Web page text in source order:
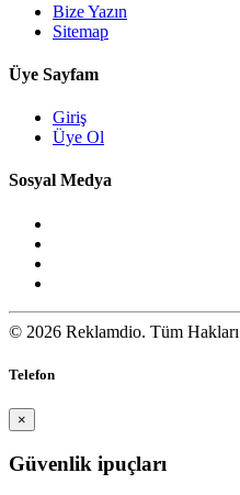
Bize Yazın
Sitemap
Üye Sayfam
Giriş
Üye Ol
Sosyal Medya
© 2026 Reklamdio. Tüm Hakları
Telefon
×
Güvenlik ipuçları